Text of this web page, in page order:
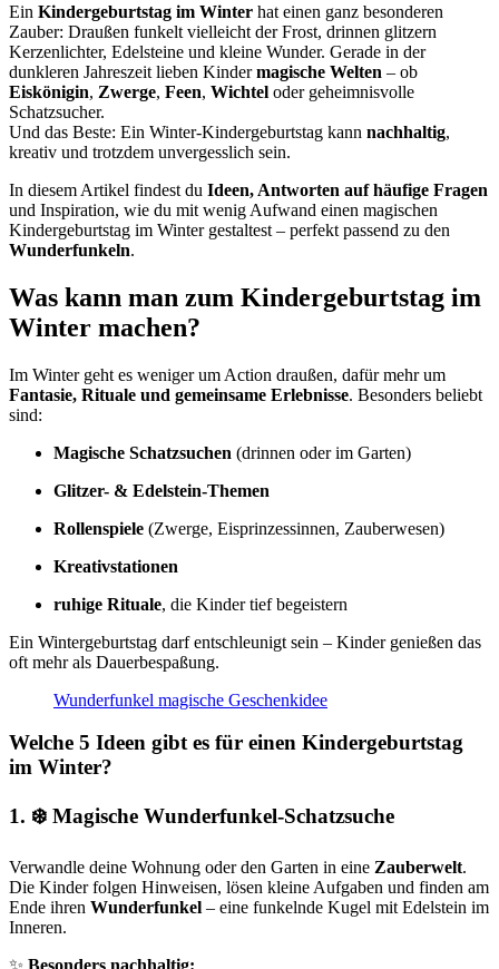
Ein Kindergeburtstag im Winter hat einen ganz besonderen
Zauber: Draußen funkelt vielleicht der Frost, drinnen glitzern
Kerzenlichter, Edelsteine und kleine Wunder. Gerade in der
dunkleren Jahreszeit lieben Kindermagische Welten – ob
Eiskönigin, Zwerge, Feen, Wichtel oder geheimnisvolle
Schatzsucher.
Und das Beste: Ein Winter-Kindergeburtstag kann nachhaltig,
kreativ und trotzdem unvergesslich sein.
In diesem Artikel findest du Ideen, Antworten auf häufige Fragen
und Inspiration, wie du mit wenig Aufwand einen magischen
Kindergeburtstag im Winter gestaltest – perfekt passend zu den
Wunderfunkeln.
Was kann man zum Kindergeburtstag im
Winter machen?
Im Winter geht es weniger um Action draußen, dafür mehr um
Fantasie, Rituale und gemeinsame Erlebnisse. Besonders beliebt
sind:
Magische Schatzsuchen (drinnen oder im Garten)
Glitzer- & Edelstein-Themen
Rollenspiele (Zwerge, Eisprinzessinnen, Zauberwesen)
Kreativstationen
ruhige Rituale, die Kinder tief begeistern
Ein Wintergeburtstag darf entschleunigt sein – Kinder genießen das
oft mehr als Dauerbespaßung.
Wunderfunkel magische Geschenkidee
Welche 5 Ideen gibt es für einen Kindergeburtstag
im Winter?
1. ❄️ Magische Wunderfunkel-Schatzsuche
Verwandle deine Wohnung oder den Garten in eine Zauberwelt.
Die Kinder folgen Hinweisen, lösen kleine Aufgaben und finden am
Ende ihren Wunderfunkel – eine funkelnde Kugel mit Edelstein im
Inneren.
✨ Besonders nachhaltig: